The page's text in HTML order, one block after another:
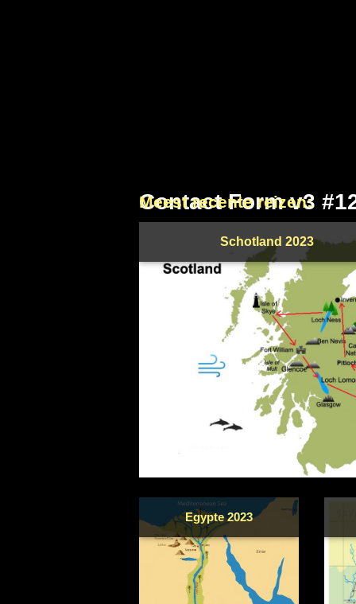
Contact Form v3
Meest recente reizen:
Schotland 2023
Egypte 2023